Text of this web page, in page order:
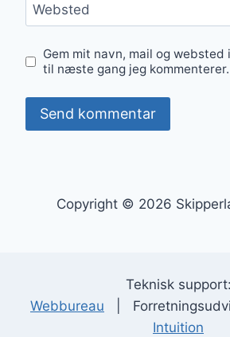
Websted
Gem mit navn, mail og
til næste gang jeg kommenterer.
Copyright © 2026
Teknisk support:
Webbureau |
Intuition